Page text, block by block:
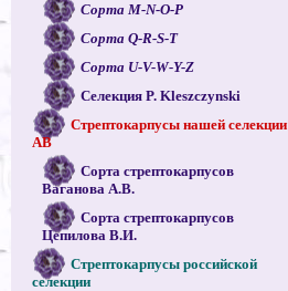
Сорта M-N-O-P
Сорта Q-R-S-T
Сорта U-V-W-Y-Z
Селекция P. Kleszczynski
Стрептокарпусы нашей селекции
АВ
Сорта стрептокарпусов
Ваганова А.В.
Сорта стрептокарпусов
Цепилова В.И.
Стрептокарпусы российской
селекции